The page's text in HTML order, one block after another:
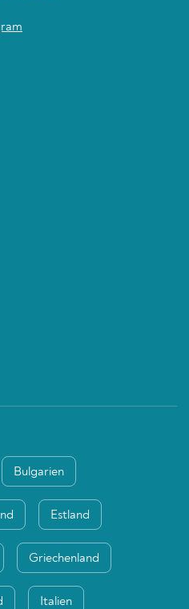
Bulgarien
Estland
Griechenland
Italien